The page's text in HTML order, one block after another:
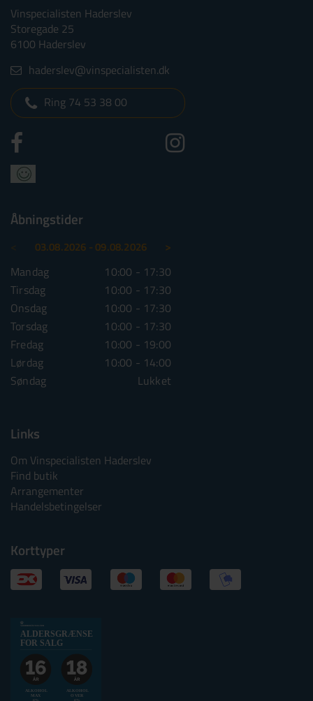
Vinspecialisten Haderslev
Storegade 25
6100 Haderslev
haderslev@vinspecialisten.dk
Ring 74 53 38 00
Åbningstider
>
03.08.2026 - 09.08.2026
Mandag
10:00 - 17:30
Tirsdag
10:00 - 17:30
Onsdag
10:00 - 17:30
Torsdag
10:00 - 17:30
Fredag
10:00 - 19:00
Lørdag
10:00 - 14:00
Søndag
Lukket
Links
Om Vinspecialisten Haderslev
Find butik
Arrangementer
Handelsbetingelser
Korttyper
ALKOHOL
MAX
ALKOHOL
OVER
ALDERSGRÆNSE
FOR SALG